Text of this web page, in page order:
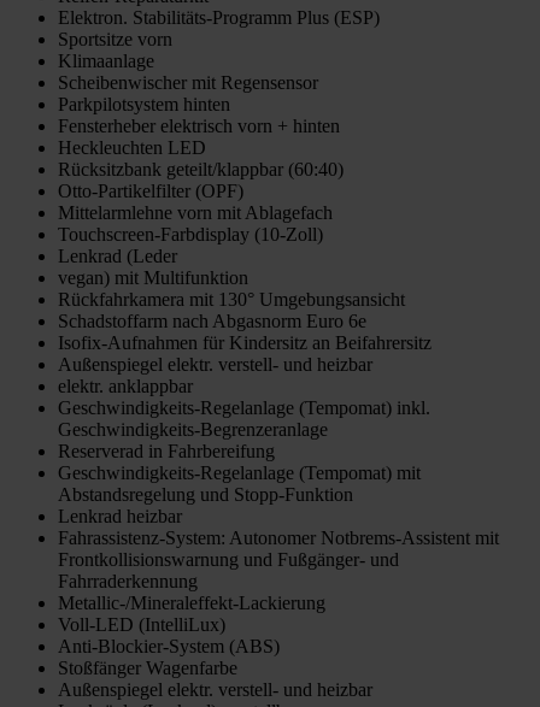
Elektron. Stabilitäts-Programm Plus (ESP)
Sportsitze vorn
Klimaanlage
Scheibenwischer mit Regensensor
Parkpilotsystem hinten
Fensterheber elektrisch vorn + hinten
Heckleuchten LED
Rücksitzbank geteilt/klappbar (60:40)
Otto-Partikelfilter (OPF)
Mittelarmlehne vorn mit Ablagefach
Touchscreen-Farbdisplay (10-Zoll)
Lenkrad (Leder
vegan) mit Multifunktion
Rückfahrkamera mit 130° Umgebungsansicht
Schadstoffarm nach Abgasnorm Euro 6e
Isofix-Aufnahmen für Kindersitz an Beifahrersitz
Außenspiegel elektr. verstell- und heizbar
elektr. anklappbar
Geschwindigkeits-Regelanlage (Tempomat) inkl.
Geschwindigkeits-Begrenzeranlage
Reserverad in Fahrbereifung
Geschwindigkeits-Regelanlage (Tempomat) mit
Abstandsregelung und Stopp-Funktion
Lenkrad heizbar
Fahrassistenz-System: Autonomer Notbrems-Assistent mit
Frontkollisionswarnung und Fußgänger- und
Fahrraderkennung
Metallic-/Mineraleffekt-Lackierung
Voll-LED (IntelliLux)
Anti-Blockier-System (ABS)
Stoßfänger Wagenfarbe
Außenspiegel elektr. verstell- und heizbar